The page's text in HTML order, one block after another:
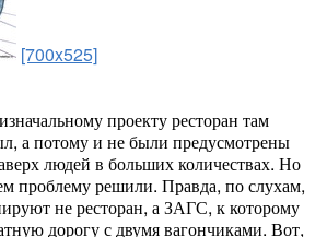
[700x525]
проекту ресторан там
а потому и не были предусмотрены
людей в больших количествах. Но
проблему решили. Правда, по слухам,
не ресторан, а ЗАГС, к которому
дорогу с двумя вагончиками. Вот,